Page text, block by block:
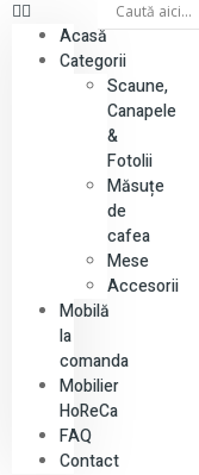
Acasă
Categorii
Scaune,
Canapele
&
Fotolii
Măsuțe
de
cafea
Mese
Accesorii
Mobilă
la
comanda
Mobilier
HoReCa
FAQ
Contact